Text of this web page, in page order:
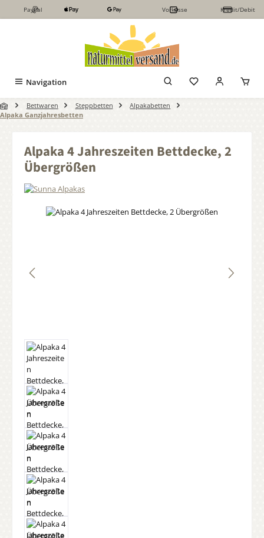
Zum Hauptinhalt springen
PayPal Vorkasse Kredit/Debit
Navigation
Bettwaren Steppbetten
Alpakabetten
Alpaka Ganzjahresbetten
Alpaka 4 Jahreszeiten Bettdecke, 2
Übergrößen
Bildergalerie überspringen